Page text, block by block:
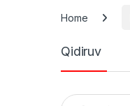
Home
Qidiruv
Search for: